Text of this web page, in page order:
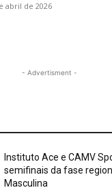
abril de 2026
- Advertisment -
Instituto Ace e CAMV
semifinais da fase
Masculina